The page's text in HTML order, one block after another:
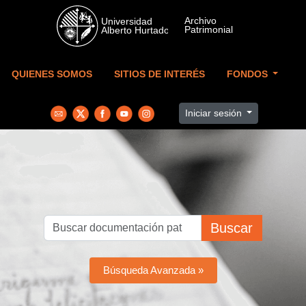
Skip to main content
QUIENES SOMOS SITIOS DE INTERÉS FONDOS
Iniciar sesión
Buscar
Búsqueda Avanzada »